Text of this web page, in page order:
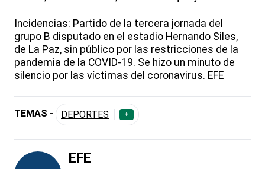
Incidencias: Partido de la tercera jornada del
grupo B disputado en el estadio Hernando Siles,
de La Paz, sin público por las restricciones de la
pandemia de la COVID-19. Se hizo un minuto de
silencio por las víctimas del coronavirus. EFE
TEMAS - DEPORTES +
EFE